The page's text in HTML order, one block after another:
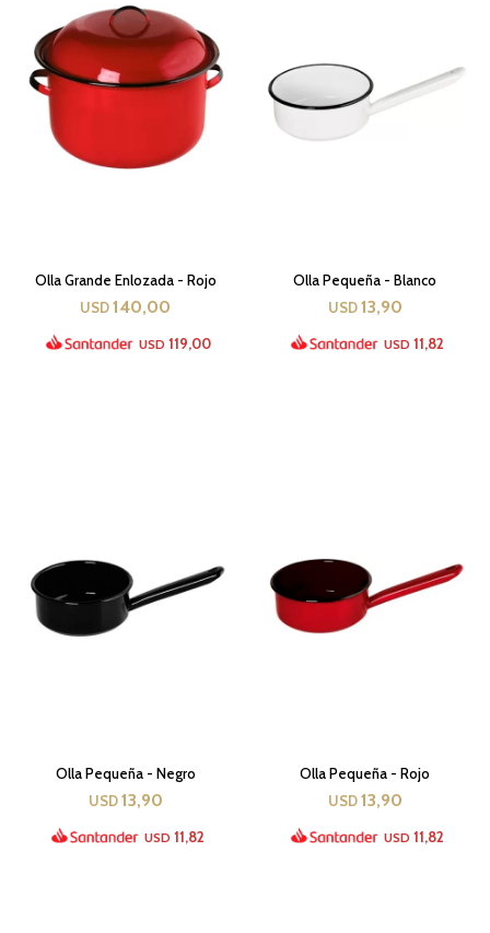
Olla Grande Enlozada - Rojo
USD 140,00
USD 119,00
Olla Pequeña - Blanco
USD 13,90
USD 11,82
Olla Pequeña - Negro
USD 13,90
USD 11,82
Olla Pequeña - Rojo
USD 13,90
USD 11,82